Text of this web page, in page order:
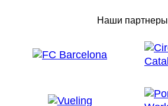
Наши партнеры